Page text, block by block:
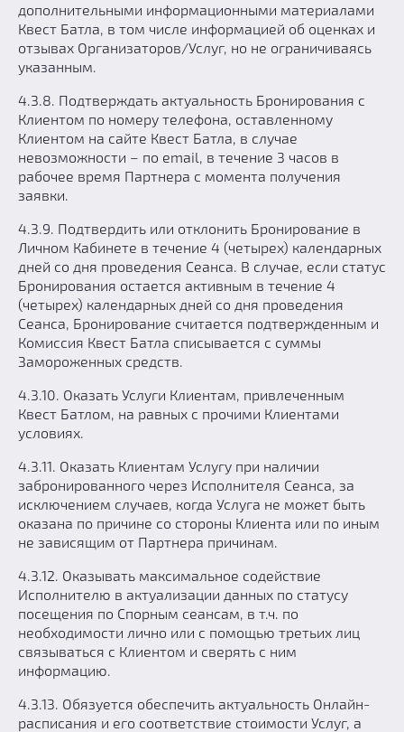
дополнительными информационными материалами
Квест Батла, в том числе информацией об оценках и
отзывах Организаторов/Услуг, но не ограничиваясь
указанным.
4.3.8. Подтверждать актуальность Бронирования с
Клиентом по номеру телефона, оставленному
Клиентом на сайте Квест Батла, в случае
невозможности – по email, в течение 3 часов в
рабочее время Партнера с момента получения
заявки.
4.3.9. Подтвердить или отклонить Бронирование в
Личном Кабинете в течение 4 (четырех) календарных
дней со дня проведения Сеанса. В случае, если статус
Бронирования остается активным в течение 4
(четырех) календарных дней со дня проведения
Сеанса, Бронирование считается подтвержденным и
Комиссия Квест Батла списывается с суммы
Замороженных средств.
4.3.10. Оказать Услуги Клиентам, привлеченным
Квест Батлом, на равных с прочими Клиентами
условиях.
4.3.11. Оказать Клиентам Услугу при наличии
забронированного через Исполнителя Сеанса, за
исключением случаев, когда Услуга не может быть
оказана по причине со стороны Клиента или по иным
не зависящим от Партнера причинам.
4.3.12. Оказывать максимальное содействие
Исполнителю в актуализации данных по статусу
посещения по Спорным сеансам, в т.ч. по
необходимости лично или с помощью третьих лиц
связываться с Клиентом и сверять с ним
информацию.
4.3.13. Обязуется обеспечить актуальность Онлайн-
расписания и его соответствие стоимости Услуг, а